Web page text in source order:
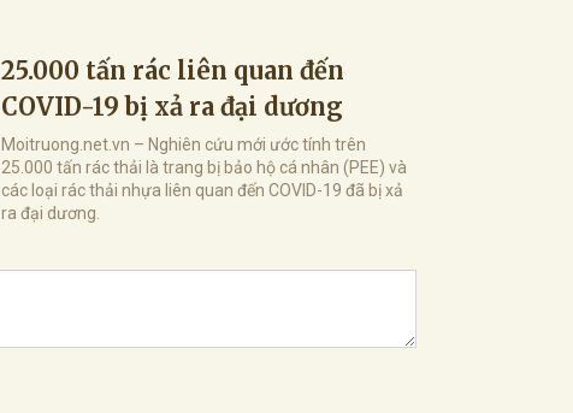
25.000 tấn rác liên quan đến
COVID-19 bị xả ra đại dương
Moitruong.net.vn – Nghiên cứu mới ước tính trên
25.000 tấn rác thải là trang bị bảo hộ cá nhân (PEE) và
các loại rác thải nhựa liên quan đến COVID-19 đã bị xả
ra đại dương.